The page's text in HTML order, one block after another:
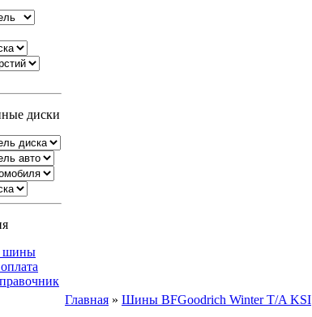
диски
шины
Главная » Шины BFGoodrich Winter T/A KSI